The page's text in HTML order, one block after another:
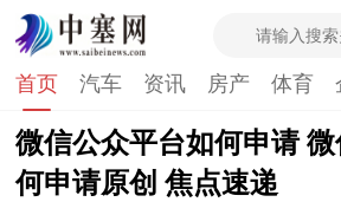
首页 汽车 资讯 房产 体育
微信公众平台如何申请
何申请原创 焦点速递